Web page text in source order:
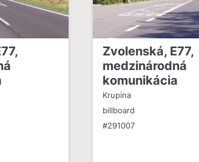
Zvolenská, E77,
medzinárodná
komunikácia
Krupina
billboard
#291007